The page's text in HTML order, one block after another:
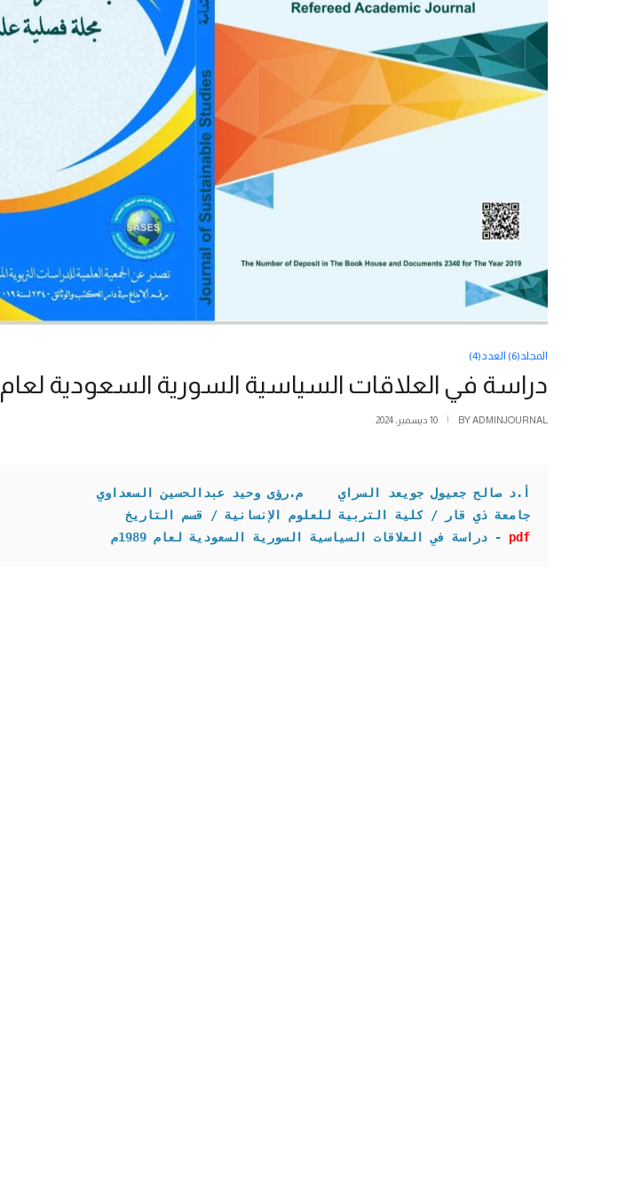
المجلد(6) العدد(4)
دراسة في العلاقات السياسية السورية السعودية لعام 1989م
BYADMINJOURNAL 10 ديسمبر، 2024
أ.د صالح جعيول جويعد السراي     م.رؤى وحيد عبدالحسين السعداوي
جامعة ذي قار / كلية التربية للعلوم الإنسانية / قسم التاريخ
pdf
- دراسة في العلاقات السياسية السورية السعودية لعام 1989م